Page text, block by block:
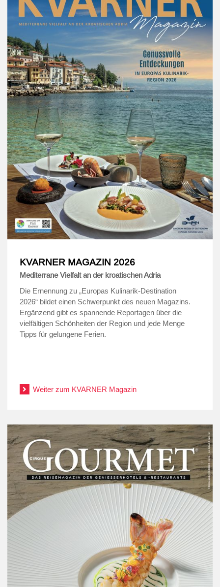
KVARNER MAGAZIN 2026
Mediterrane Vielfalt an der kroatischen Adria
Die Ernennung zu „Europas Kulinarik-Destination
2026“ bildet einen Schwerpunkt des neuen Magazins.
Ergänzend gibt es spannende Reportagen über die
vielfältigen Schönheiten der Region und jede Menge
Tipps für gelungene Ferien.
Weiter zum KVARNER Magazin